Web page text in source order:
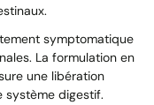
symptomatique
La formulation en
une libération
système digestif.